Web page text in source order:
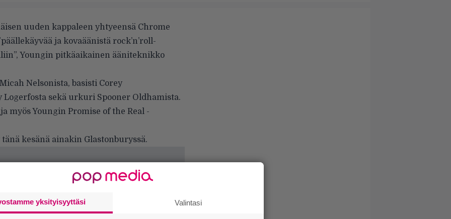
uuden kappaleen yhtyeensä Chrome
ja kovaäänistä rock’n’roll-
Youngin pitkäaikainen ääniteknikko
Nelsonista, basisti Corey
sekä urkuri Spooner Oldhamista.
myös Youngin Promise of the Real -
kesänä ainakin Glastonburyssä.
yksityisyyttäsi Valintasi